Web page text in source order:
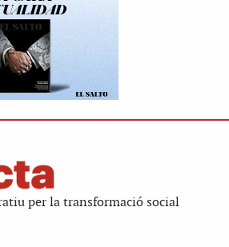
per la transformació social